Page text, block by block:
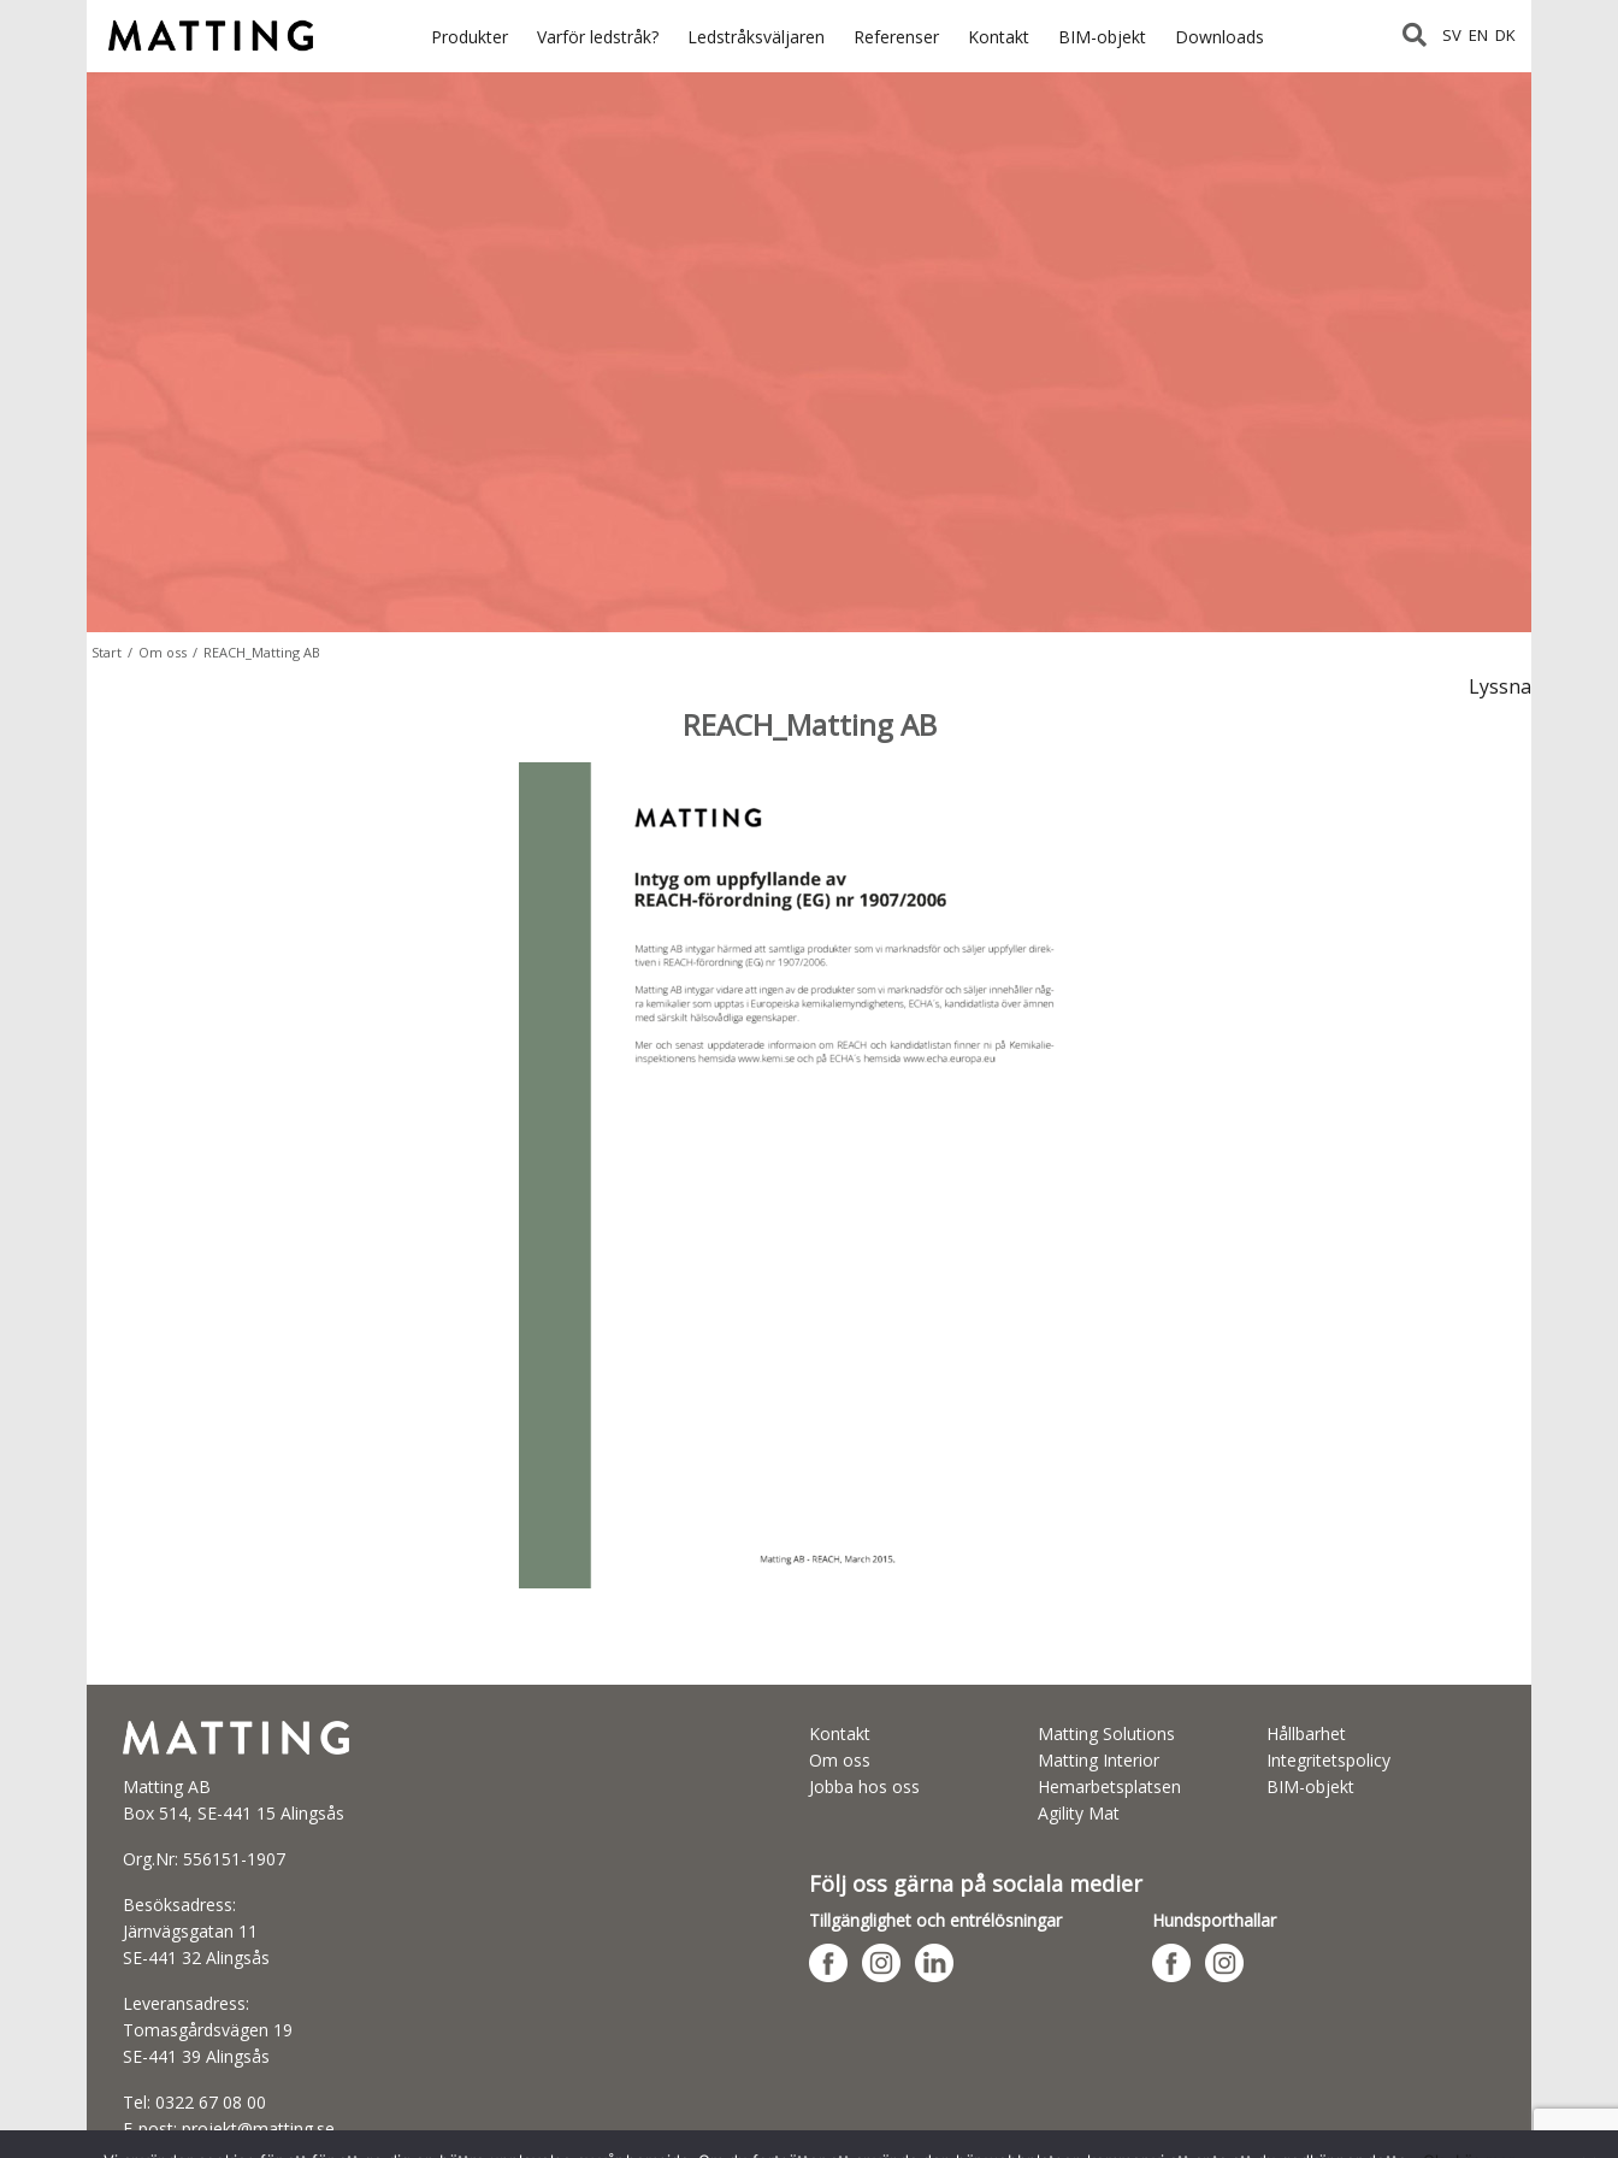
Produkter Varför ledstråk? Ledstråksväljaren Referenser Kontakt BIM-objekt Downloads SV EN DK
Start / Om oss / REACH_Matting AB
Lyssna
REACH_Matting AB
Matting AB
Box 514, SE-441 15 Alingsås
Org.Nr: 556151-1907
Besöksadress:
Järnvägsgatan 11
SE-441 32 Alingsås
Leveransadress:
Tomasgårdsvägen 19
SE-441 39 Alingsås
Tel: 0322 67 08 00
E-post:projekt@matting.se
Kontakt
Om oss
Jobba hos oss
Matting Solutions
Matting Interior
Hemarbetsplatsen
Agility Mat
Hållbarhet
Integritetspolicy
BIM-objekt
Följ oss gärna på sociala medier
Tillgänglighet och entrélösningar Hundsporthallar